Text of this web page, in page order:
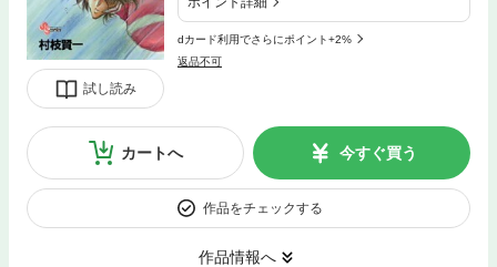
試し読み
dカード利用でさらにポイント+2%
返品不可
カートへ 今すぐ買う
作品をチェックする
作品情報へ